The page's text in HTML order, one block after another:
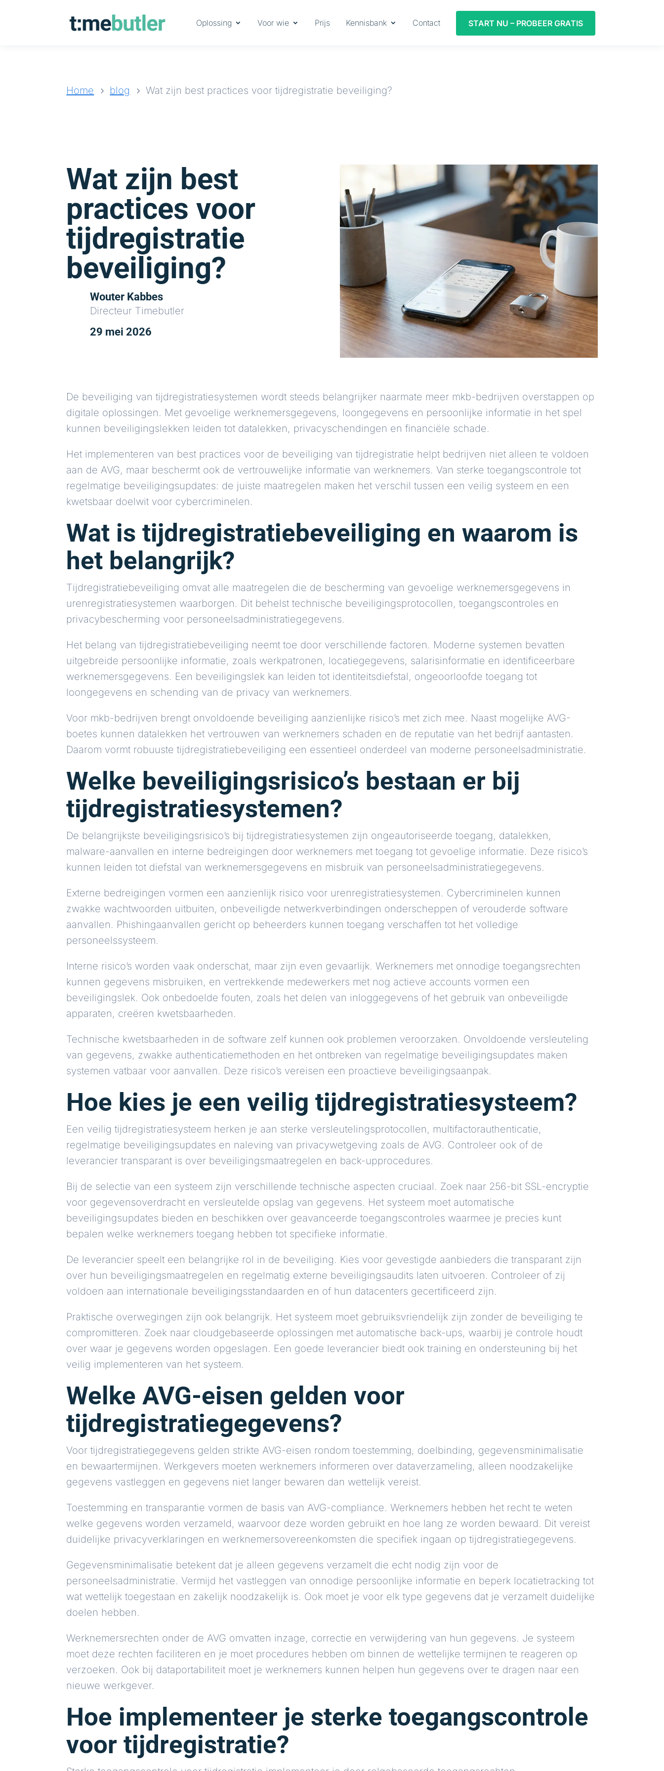
Oplossing Voor wie Prijs Kennisbank Contact START NU – PROBEER GRATIS
Home 5 blog 5 Wat zijn best practices voor tijdregistratie beveiliging?
Wat zijn best
practices voor
tijdregistratie
beveiliging?
Wouter Kabbes
Directeur Timebutler
29 mei 2026
De beveiliging van tijdregistratiesystemen wordt steeds belangrijker naarmate meer mkb-bedrijven overstappen op
digitale oplossingen. Met gevoelige werknemersgegevens, loongegevens en persoonlijke informatie in het spel
kunnen beveiligingslekken leiden tot datalekken, privacyschendingen en financiële schade.
Het implementeren van best practices voor de beveiliging van tijdregistratie helpt bedrijven niet alleen te voldoen
aan de AVG, maar beschermt ook de vertrouwelijke informatie van werknemers. Van sterke toegangscontrole tot
regelmatige beveiligingsupdates: de juiste maatregelen maken het verschil tussen een veilig systeem en een
kwetsbaar doelwit voor cybercriminelen.
Wat is tijdregistratiebeveiliging en waarom is
het belangrijk?
Tijdregistratiebeveiliging omvat alle maatregelen die de bescherming van gevoelige werknemersgegevens in
urenregistratiesystemen waarborgen. Dit behelst technische beveiligingsprotocollen, toegangscontroles en
privacybescherming voor personeelsadministratiegegevens.
Het belang van tijdregistratiebeveiliging neemt toe door verschillende factoren. Moderne systemen bevatten
uitgebreide persoonlijke informatie, zoals werkpatronen, locatiegegevens, salarisinformatie en identificeerbare
werknemersgegevens. Een beveiligingslek kan leiden tot identiteitsdiefstal, ongeoorloofde toegang tot
loongegevens en schending van de privacy van werknemers.
Voor mkb-bedrijven brengt onvoldoende beveiliging aanzienlijke risico’s met zich mee. Naast mogelijke AVG-
boetes kunnen datalekken het vertrouwen van werknemers schaden en de reputatie van het bedrijf aantasten.
Daarom vormt robuuste tijdregistratiebeveiliging een essentieel onderdeel van moderne personeelsadministratie.
Welke beveiligingsrisico’s bestaan er bij
tijdregistratiesystemen?
De belangrijkste beveiligingsrisico’s bij tijdregistratiesystemen zijn ongeautoriseerde toegang, datalekken,
malware-aanvallen en interne bedreigingen door werknemers met toegang tot gevoelige informatie. Deze risico’s
kunnen leiden tot diefstal van werknemersgegevens en misbruik van personeelsadministratiegegevens.
Externe bedreigingen vormen een aanzienlijk risico voor urenregistratiesystemen. Cybercriminelen kunnen
zwakke wachtwoorden uitbuiten, onbeveiligde netwerkverbindingen onderscheppen of verouderde software
aanvallen. Phishingaanvallen gericht op beheerders kunnen toegang verschaffen tot het volledige
personeelssysteem.
Interne risico’s worden vaak onderschat, maar zijn even gevaarlijk. Werknemers met onnodige toegangsrechten
kunnen gegevens misbruiken, en vertrekkende medewerkers met nog actieve accounts vormen een
beveiligingslek. Ook onbedoelde fouten, zoals het delen van inloggegevens of het gebruik van onbeveiligde
apparaten, creëren kwetsbaarheden.
Technische kwetsbaarheden in de software zelf kunnen ook problemen veroorzaken. Onvoldoende versleuteling
van gegevens, zwakke authenticatiemethoden en het ontbreken van regelmatige beveiligingsupdates maken
systemen vatbaar voor aanvallen. Deze risico’s vereisen een proactieve beveiligingsaanpak.
Hoe kies je een veilig tijdregistratiesysteem?
Een veilig tijdregistratiesysteem herken je aan sterke versleutelingsprotocollen, multifactorauthenticatie,
regelmatige beveiligingsupdates en naleving van privacywetgeving zoals de AVG. Controleer ook of de
leverancier transparant is over beveiligingsmaatregelen en back-upprocedures.
Bij de selectie van een systeem zijn verschillende technische aspecten cruciaal. Zoek naar 256-bit SSL-encryptie
voor gegevensoverdracht en versleutelde opslag van gegevens. Het systeem moet automatische
beveiligingsupdates bieden en beschikken over geavanceerde toegangscontroles waarmee je precies kunt
bepalen welke werknemers toegang hebben tot specifieke informatie.
De leverancier speelt een belangrijke rol in de beveiliging. Kies voor gevestigde aanbieders die transparant zijn
over hun beveiligingsmaatregelen en regelmatig externe beveiligingsaudits laten uitvoeren. Controleer of zij
voldoen aan internationale beveiligingsstandaarden en of hun datacenters gecertificeerd zijn.
Praktische overwegingen zijn ook belangrijk. Het systeem moet gebruiksvriendelijk zijn zonder de beveiliging te
compromitteren. Zoek naar cloudgebaseerde oplossingen met automatische back-ups, waarbij je controle houdt
over waar je gegevens worden opgeslagen. Een goede leverancier biedt ook training en ondersteuning bij het
veilig implementeren van het systeem.
Welke AVG-eisen gelden voor
tijdregistratiegegevens?
Voor tijdregistratiegegevens gelden strikte AVG-eisen rondom toestemming, doelbinding, gegevensminimalisatie
en bewaartermijnen. Werkgevers moeten werknemers informeren over dataverzameling, alleen noodzakelijke
gegevens vastleggen en gegevens niet langer bewaren dan wettelijk vereist.
Toestemming en transparantie vormen de basis van AVG-compliance. Werknemers hebben het recht te weten
welke gegevens worden verzameld, waarvoor deze worden gebruikt en hoe lang ze worden bewaard. Dit vereist
duidelijke privacyverklaringen en werknemersovereenkomsten die specifiek ingaan op tijdregistratiegegevens.
Gegevensminimalisatie betekent dat je alleen gegevens verzamelt die echt nodig zijn voor de
personeelsadministratie. Vermijd het vastleggen van onnodige persoonlijke informatie en beperk locatietracking tot
wat wettelijk toegestaan en zakelijk noodzakelijk is. Ook moet je voor elk type gegevens dat je verzamelt duidelijke
doelen hebben.
Werknemersrechten onder de AVG omvatten inzage, correctie en verwijdering van hun gegevens. Je systeem
moet deze rechten faciliteren en je moet procedures hebben om binnen de wettelijke termijnen te reageren op
verzoeken. Ook bij dataportabiliteit moet je werknemers kunnen helpen hun gegevens over te dragen naar een
nieuwe werkgever.
Hoe implementeer je sterke toegangscontrole
voor tijdregistratie?